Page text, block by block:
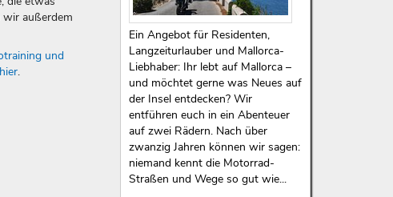
Ein Angebot für Residenten,
Langzeiturlauber und Mallorca-
Liebhaber: Ihr lebt auf Mallorca –
und möchtet gerne was Neues auf
der Insel entdecken? Wir
entführen euch in ein Abenteuer
auf zwei Rädern. Nach über
zwanzig Jahren können wir sagen:
niemand kennt die Motorrad-
Straßen und Wege so gut wie...
wir außerdem
und
.